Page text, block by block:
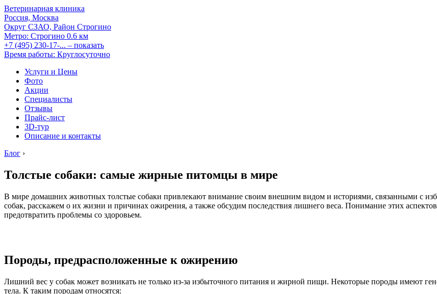
Ветеринарная клиника
Россия, Москва
Округ СЗАО, Район Строгино
Метро: Строгино 0.6 км
+7 (495) 230-17-... – показать
Время работы: Круглосуточно
Услуги и Цены
Фото
Акции
Специалисты
Отзывы
Прайс-лист
3D-тур
Описание и контакты
Блог ›
Толстые собаки: самые жирные питомцы в мире
В мире домашних животных толстые собаки привлекают внимание своим внешним видом и историями, связанными с
собак, расскажем о их жизни и причинах ожирения, а также обсудим последствия лишнего веса. Понимание этих
предотвратить проблемы со здоровьем.
Породы, предрасположенные к ожирению
Лишний вес у собак может возникать не только из-за избыточного питания и жирной пищи. Некоторые породы имеют
тела. К таким породам относятся: